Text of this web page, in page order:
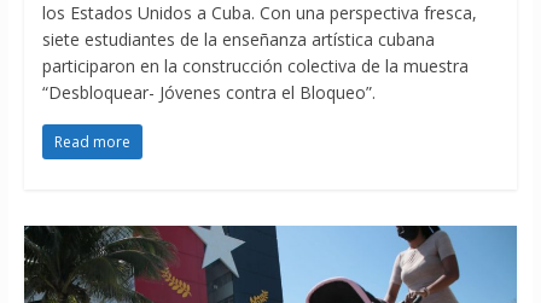
los Estados Unidos a Cuba. Con una perspectiva fresca,
siete estudiantes de la enseñanza artística cubana
participaron en la construcción colectiva de la muestra
“Desbloquear- Jóvenes contra el Bloqueo”.
Read more